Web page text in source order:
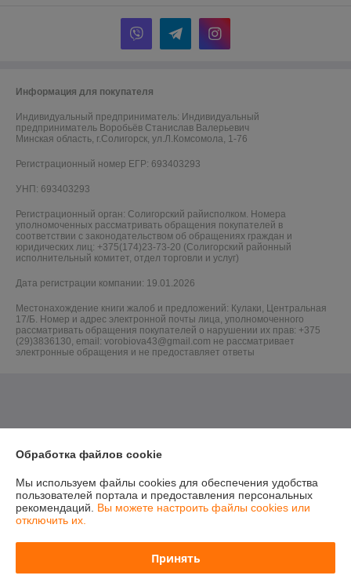
Информация для покупателя
Индивидуальный предприниматель: Индивидуальный
предприниматель Воробьёв Станислав Валерьевич
Минская область, г.Солигорск, ул.Л.Комсомола, 1-76
Регистрационный номер ЕГР: 693403293
УНП: 693403293
Регистрационный орган: Солигорский райисполком. Номера
уполномоченных рассматривать обращения покупателей в
соответствии с законодательством об обращениях граждан и
юридических лиц: +375(174)23-73-20 (Солигорский районный
исполнительный комитет, отдел торговли и услуг)
Дата регистрации компании: 19.01.2026
Местонахождение книги жалоб и предложений: Кулаки, Центральная
17/Б. Номер и адрес электронной почты лица, уполномоченного
рассматривать обращения покупателей о нарушении их прав: +375
(29)3836130, email: vorobiova43@gmail.com не рассматривает
электронные обращения и не предоставляет ответы
Обработка файлов cookie
Мы используем файлы cookies для обеспечения удобства
пользователей портала и предоставления персональных
рекомендаций. Вы можете настроить файлы cookies или
отключить их.
Принять